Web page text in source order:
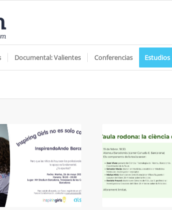
Documental: Valientes Conferencias Estudios